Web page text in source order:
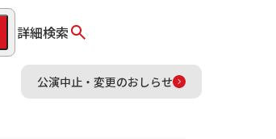
詳細検索
公演中止・変更のおしらせ